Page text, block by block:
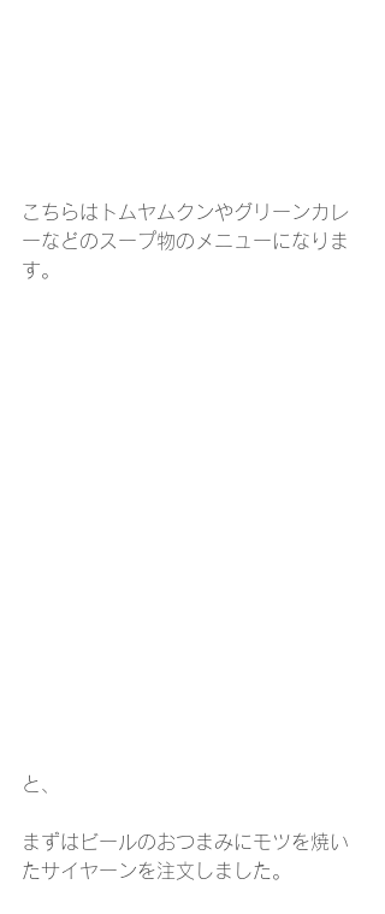
こちらはトムヤムクンやグリーンカレ
ーなどのスープ物のメニューになりま
す。
と、
まずはビールのおつまみにモツを焼い
たサイヤーンを注文しました。